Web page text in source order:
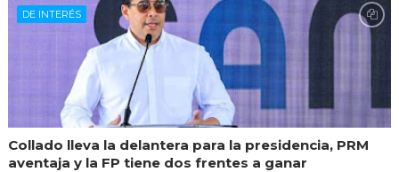
DE INTERÉS
Collado lleva la delantera para la presidencia, PRM
aventaja y la FP tiene dos frentes a ganar